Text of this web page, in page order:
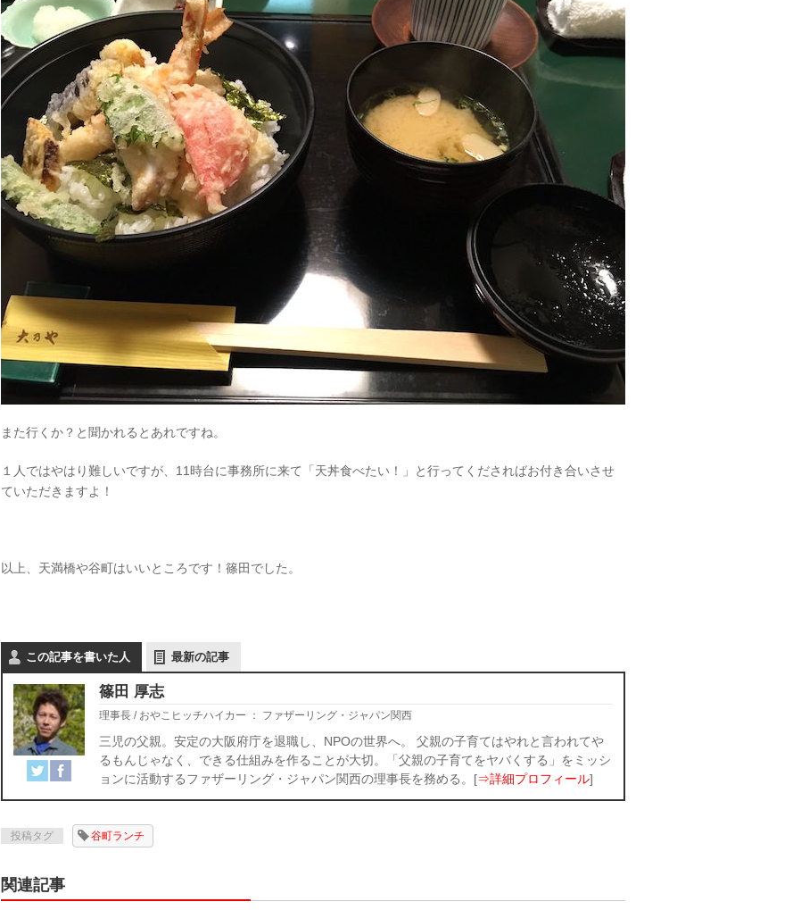
また行くか？と聞かれるとあれですね。
１人ではやはり難しいですが、11時台に事務所に来て「天丼食べたい！」と行ってくださればお付き合いさせ
ていただきますよ！
以上、天満橋や谷町はいいところです！篠田でした。
この記事を書いた人 最新の記事
篠田 厚志
理事長 / おやこヒッチハイカー ： ファザーリング・ジャパン関西
三児の父親。安定の大阪府庁を退職し、NPOの世界へ。 父親の子育てはやれと言われてや
るもんじゃなく、できる仕組みを作ることが大切。「父親の子育てをヤバくする」をミッシ
ョンに活動するファザーリング・ジャパン関西の理事長を務める。[⇒詳細プロフィール]
投稿タグ 谷町ランチ
関連記事